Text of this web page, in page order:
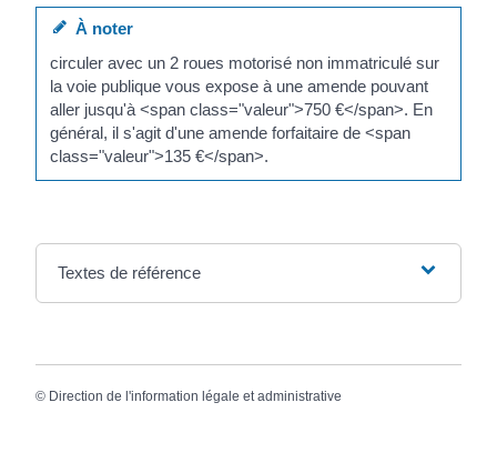
À noter
circuler avec un 2 roues motorisé non immatriculé sur
la voie publique vous expose à une amende pouvant
aller jusqu'à <span class="valeur">750 €</span>. En
général, il s'agit d'une amende forfaitaire de <span
class="valeur">135 €</span>.
Textes de référence
© Direction de l'information légale et administrative